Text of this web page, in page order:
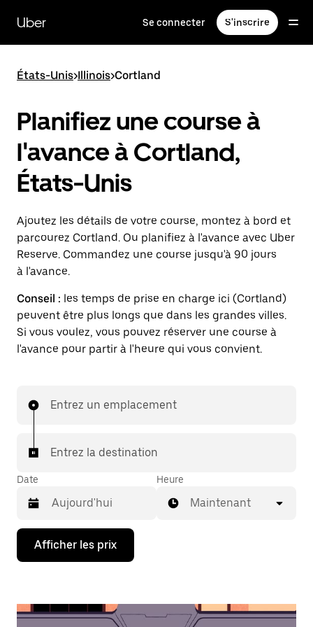
contenu
principal
Uber Se connecter S'inscrire
États-Unis>Illinois>Cortland
Planifiez une course à
l'avance à Cortland,
États-Unis
Ajoutez les détails de votre course, montez à bord et
parcourez Cortland. Ou planifiez à l'avance avec Uber
Reserve. Commandez une course jusqu'à 90 jours
à l'avance.
Conseil : les temps de prise en charge ici (Cortland)
peuvent être plus longs que dans les grandes villes.
Si vous voulez, vous pouvez réserver une course à
l'avance pour partir à l'heure qui vous convient.
Entrez un emplacement
Entrez la destination
Date
Appuyez
la
bas
Heure
Maintenant
Afficher les prix